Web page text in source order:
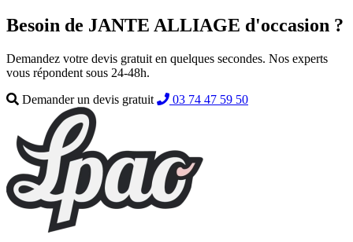
Besoin de JANTE ALLIAGE d'occasion ?
Demandez votre devis gratuit en quelques secondes. Nos experts
vous répondent sous 24-48h.
Demander un devis gratuit
03 74 47 59 50